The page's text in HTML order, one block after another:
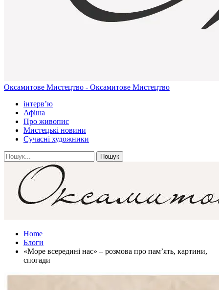
Оксамитове Мистецтво - Оксамитове Мистецтво
інтерв’ю
Афіша
Про живопис
Мистецькі новини
Сучасні художники
Home
Блоги
«Море всередині нас» – розмова про пам’ять, картини,
спогади